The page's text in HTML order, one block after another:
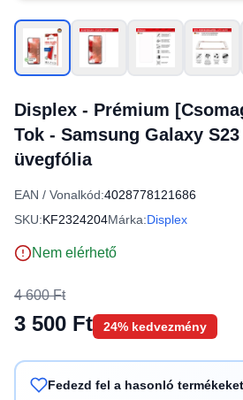
Displex - Prémium
Tok - Samsung Galaxy
üvegfólia
EAN / Vonalkód:4028778121686
SKU:KF2324204Márka:Displex
Nem elérhető
4 600 Ft
3 500 Ft 24% kedvezmény
Fedezd fel a hasonló termékeket